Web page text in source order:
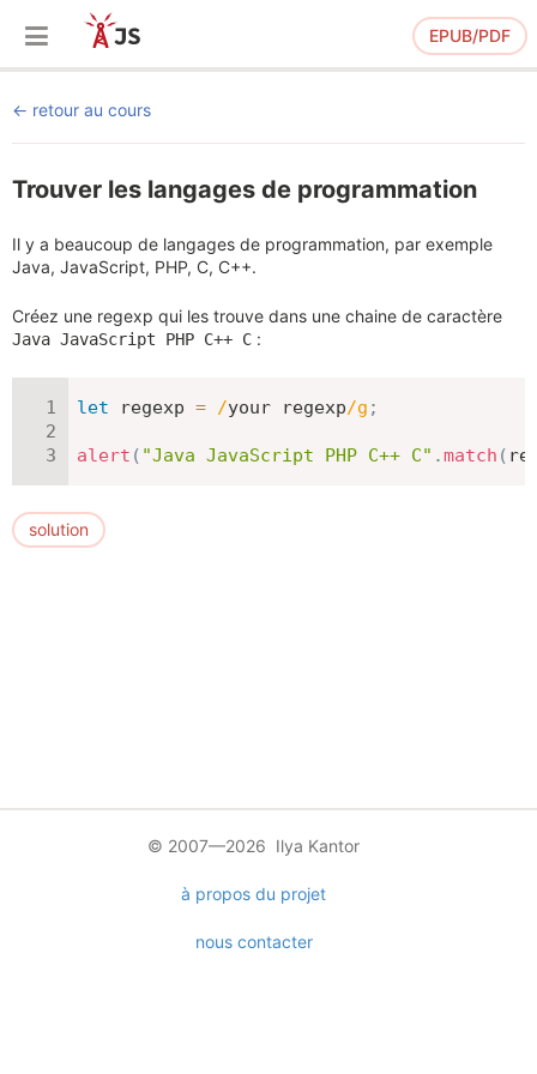
EPUB/PDF
retour au cours
Trouver les langages de programmation
Il y a beaucoup de langages de programmation, par exemple
Java, JavaScript, PHP, C, C++.
Créez une regexp qui les trouve dans une chaine de caractère
Java JavaScript PHP C++ C :
let regexp = /your regexp/g ;
alert ( "Java JavaScript PHP C++ C" .match (
solution
© 2007—2026 Ilya Kantor
à propos du projet
nous contacter